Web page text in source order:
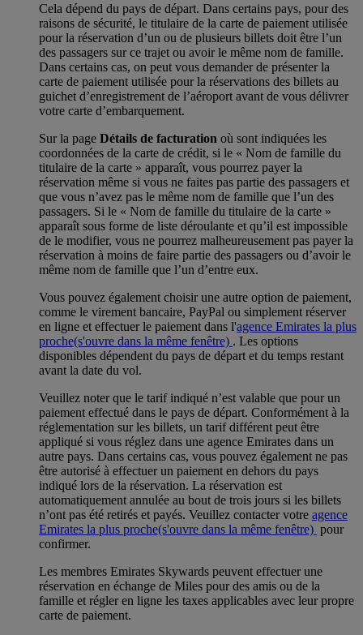
Cela dépend du pays de départ. Dans certains pays, pour des
raisons de sécurité, le titulaire de la carte de paiement utilisée
pour la réservation d’un ou de plusieurs billets doit être l’un
des passagers sur ce trajet ou avoir le même nom de famille.
Dans certains cas, on peut vous demander de présenter la
carte de paiement utilisée pour la réservations des billets au
guichet d’enregistrement de l’aéroport avant de vous délivrer
votre carte d’embarquement.
Sur la page Détails de facturation où sont indiquées les
coordonnées de la carte de crédit, si le « Nom de famille du
titulaire de la carte » apparaît, vous pourrez payer la
réservation même si vous ne faites pas partie des passagers et
que vous n’avez pas le même nom de famille que l’un des
passagers. Si le « Nom de famille du titulaire de la carte »
apparaît sous forme de liste déroulante et qu’il est impossible
de le modifier, vous ne pourrez malheureusement pas payer la
réservation à moins de faire partie des passagers ou d’avoir le
même nom de famille que l’un d’entre eux.
Vous pouvez également choisir une autre option de paiement,
comme le virement bancaire, PayPal ou simplement réserver
en ligne et effectuer le paiement dans l'agence Emirates la plus
proche(s'ouvre dans la même fenêtre) . Les options
disponibles dépendent du pays de départ et du temps restant
avant la date du vol.
Veuillez noter que le tarif indiqué n’est valable que pour un
paiement effectué dans le pays de départ. Conformément à la
réglementation sur les billets, un tarif différent peut être
appliqué si vous réglez dans une agence Emirates dans un
autre pays. Dans certains cas, vous pouvez également ne pas
être autorisé à effectuer un paiement en dehors du pays
indiqué lors de la réservation. La réservation est
automatiquement annulée au bout de trois jours si les billets
n’ont pas été retirés et payés. Veuillez contacter votre agence
Emirates la plus proche(s'ouvre dans la même fenêtre) pour
confirmer.
Les membres Emirates Skywards peuvent effectuer une
réservation en échange de Miles pour des amis ou de la
famille et régler en ligne les taxes applicables avec leur propre
carte de paiement.